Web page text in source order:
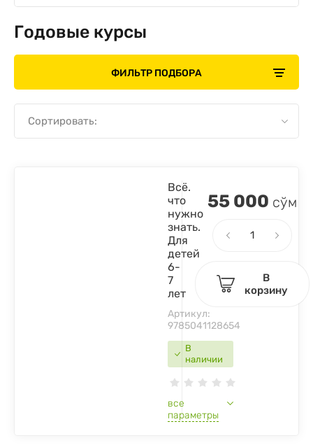
Годовые курсы
ФИЛЬТР ПОДБОРА
Сортировать:
В
наличии
Всё.
что
нужно
знать.
Для
детей
6-
7
лет
Артикул:
9785041128654
все
параметры
55 000 сўм
В
корзину